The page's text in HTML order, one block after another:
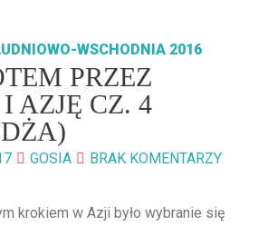
WSCHODNIA 2016
PRZEZ
AZJĘ CZ. 4
GOSIA BRAK KOMENTARZY
krokiem w Azji było wybranie się